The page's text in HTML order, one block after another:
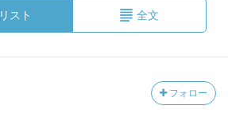
リスト 全文
フォロー